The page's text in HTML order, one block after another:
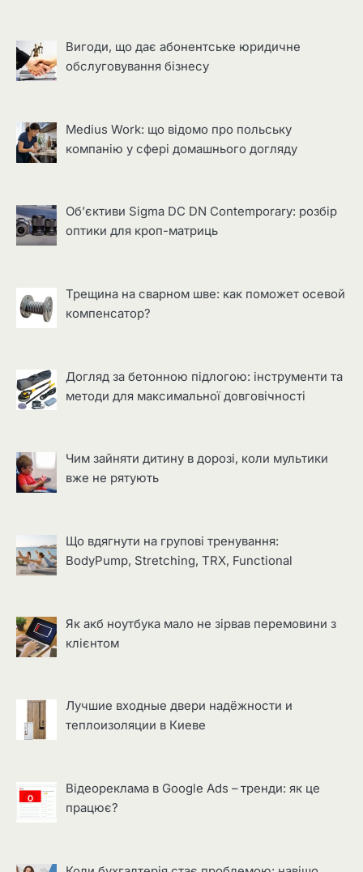
Вигоди, що дає абонентське юридичне
обслуговування бізнесу
Medius Work: що відомо про польську
компанію у сфері домашнього догляду
Об’єктиви Sigma DC DN Contemporary: розбір
оптики для кроп-матриць
Трещина на сварном шве: как поможет осевой
компенсатор?
Догляд за бетонною підлогою: інструменти та
методи для максимальної довговічності
Чим зайняти дитину в дорозі, коли мультики
вже не рятують
Що вдягнути на групові тренування:
BodyPump, Stretching, TRX, Functional
Як акб ноутбука мало не зірвав перемовини з
клієнтом
Лучшие входные двери надёжности и
теплоизоляции в Киеве
Відеореклама в Google Ads – тренди: як це
працює?